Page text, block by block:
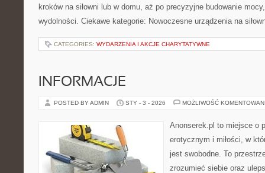
kroków na siłowni lub w domu, aż po precyzyjne budowanie
wydolności. Ciekawe kategorie: Nowoczesne urządzenia na
CATEGORIES: WYDARZENIA I AKCJE CHARYTATYWNE
INFORMACJE
POSTED BY ADMIN STY - 3 - 2026 MOŻLIWOŚĆ
Anonserek.pl to miejsce o
erotycznym i miłości, w
jest swobodne. To
zrozumieć siebie oraz